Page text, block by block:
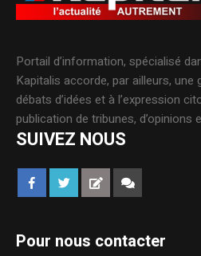
Portail d’information, spécialisé
Kapitalis accorde, par ailleurs, une
débats d’idées et à l’expression
publication de tribunes, d’opinions
SUIVEZ NOUS
Pour nous contacter